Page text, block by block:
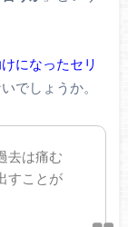
になったセリ
でしょうか。
去は痛む
すことが